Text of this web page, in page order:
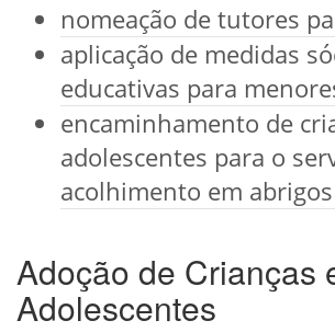
nomeação de tutores
aplicação de medidas
educativas para
encaminhamento de
adolescentes para o
acolhimento em abrigos
Adoção de Crianças
Adolescentes